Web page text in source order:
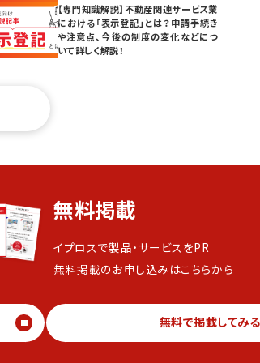
【専門知識解説】不動産関連サービス業
における「表示登記」とは？申請手続き
や注意点、今後の制度の変化などにつ
いて詳しく解説！
無料掲載
イプロスで製品・サービスをPR
無料掲載のお申し込みはこちらから
無料で掲載してみる